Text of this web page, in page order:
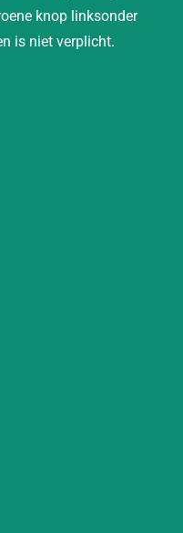
knop linksonder
is niet verplicht.